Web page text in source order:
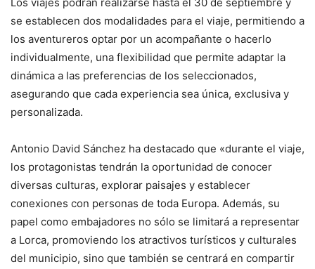
se establecen dos modalidades para el viaje, permitiendo a
los aventureros optar por un acompañante o hacerlo
individualmente, una flexibilidad que permite adaptar la
dinámica a las preferencias de los seleccionados,
asegurando que cada experiencia sea única, exclusiva y
personalizada.
Antonio David Sánchez ha destacado que «durante el viaje,
los protagonistas tendrán la oportunidad de conocer
diversas culturas, explorar paisajes y establecer
conexiones con personas de toda Europa. Además, su
papel como embajadores no sólo se limitará a representar
a Lorca, promoviendo los atractivos turísticos y culturales
del municipio, sino que también se centrará en compartir